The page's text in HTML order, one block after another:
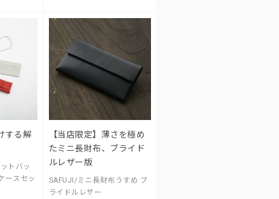
する解
トバッ
ースセッ
【当店限定】薄さを極め
たミニ長財布、ブライド
ルレザー版
SAFUJI/ミニ長財布うすめ ブ
ライドルレザー